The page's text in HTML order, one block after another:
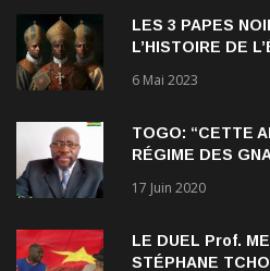
LES 3 PAPES
L’HISTOIRE DE
6 Mai 2023
TOGO: “CETTE
RÉGIME DES
17 Juin 2020
LE DUEL Prof.
STÉPHANE